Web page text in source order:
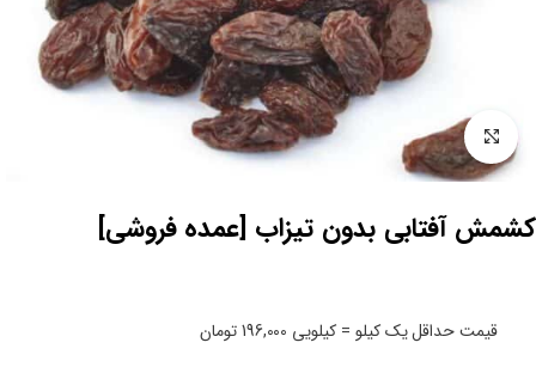
بزرگنمایی تصویر
کشمش آفتابی بدون تیزاب [عمده فروشی]
قیمت حداقل یک کیلو = کیلویی 196,000 تومان